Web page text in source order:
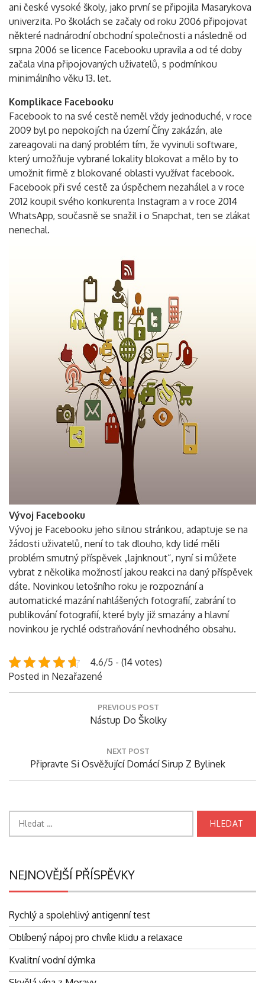
ani české vysoké školy, jako první se připojila Masarykova
univerzita. Po školách se začaly od roku 2006 připojovat
některé nadnárodní obchodní společnosti a následně od
srpna 2006 se licence Facebooku upravila a od té doby
začala vlna připojovaných uživatelů, s podmínkou
minimálního věku 13. let.
Komplikace Facebooku
Facebook to na své cestě neměl vždy jednoduché, v roce
2009 byl po nepokojích na území Číny zakázán, ale
zareagovali na daný problém tím, že vyvinuli software,
který umožňuje vybrané lokality blokovat a mělo by to
umožnit firmě z blokované oblasti využívat facebook.
Facebook při své cestě za úspěchem nezahálel a v roce
2012 koupil svého konkurenta Instagram a v roce 2014
WhatsApp, současně se snažil i o Snapchat, ten se zlákat
nenechal.
Vývoj Facebooku
Vývoj je Facebooku jeho silnou stránkou, adaptuje se na
žádosti uživatelů, není to tak dlouho, kdy lidé měli
problém smutný příspěvek „lajnknout“, nyní si můžete
vybrat z několika možností jakou reakci na daný příspěvek
dáte. Novinkou letošního roku je rozpoznání a
automatické mazání nahlášených fotografií, zabrání to
publikování fotografií, které byly již smazány a hlavní
novinkou je rychlé odstraňování nevhodného obsahu.
4.6/5 - (14 votes)
Posted in Nezařazené
PREVIOUS POST
Previous
Nástup Do Školky
NEXT POST
Next
Připravte Si Osvěžující Domácí Sirup Z Bylinek
NEJNOVĚJŠÍ PŘÍSPĚVKY
Rychlý a spolehlivý antigenní test
Oblíbený nápoj pro chvíle klidu a relaxace
Kvalitní vodní dýmka